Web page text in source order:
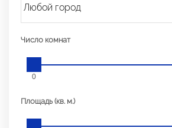
Число комнат
0
Площадь (кв. м.)